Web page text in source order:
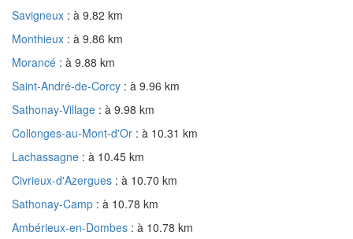
Savigneux : à 9.82 km
Monthieux : à 9.86 km
Morancé : à 9.88 km
Saint-André-de-Corcy : à 9.96 km
Sathonay-Village : à 9.98 km
Collonges-au-Mont-d'Or : à 10.31 km
Lachassagne : à 10.45 km
Civrieux-d'Azergues : à 10.70 km
Sathonay-Camp : à 10.78 km
Ambérieux-en-Dombes : à 10.78 km